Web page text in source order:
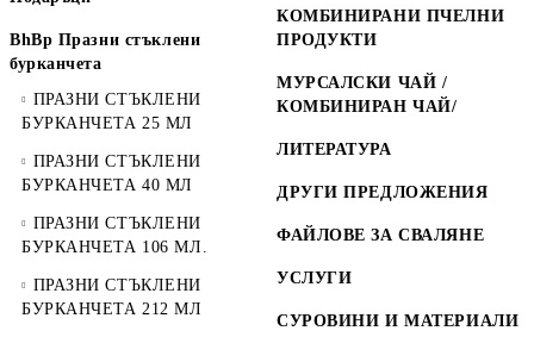
BhBp Празни стъклени
бурканчета
ПРАЗНИ СТЪКЛЕНИ
БУРКАНЧЕТА 25 МЛ
ПРАЗНИ СТЪКЛЕНИ
БУРКАНЧЕТА 40 МЛ
ПРАЗНИ СТЪКЛЕНИ
БУРКАНЧЕТА 106 МЛ.
ПРАЗНИ СТЪКЛЕНИ
БУРКАНЧЕТА 212 МЛ
КОМБИНИРАНИ ПЧЕЛНИ
ПРОДУКТИ
МУРСАЛСКИ ЧАЙ /
КОМБИНИРАН ЧАЙ/
ЛИТЕРАТУРА
ДРУГИ ПРЕДЛОЖЕНИЯ
ФАЙЛОВЕ ЗА СВАЛЯНЕ
УСЛУГИ
СУРОВИНИ И МАТЕРИАЛИ